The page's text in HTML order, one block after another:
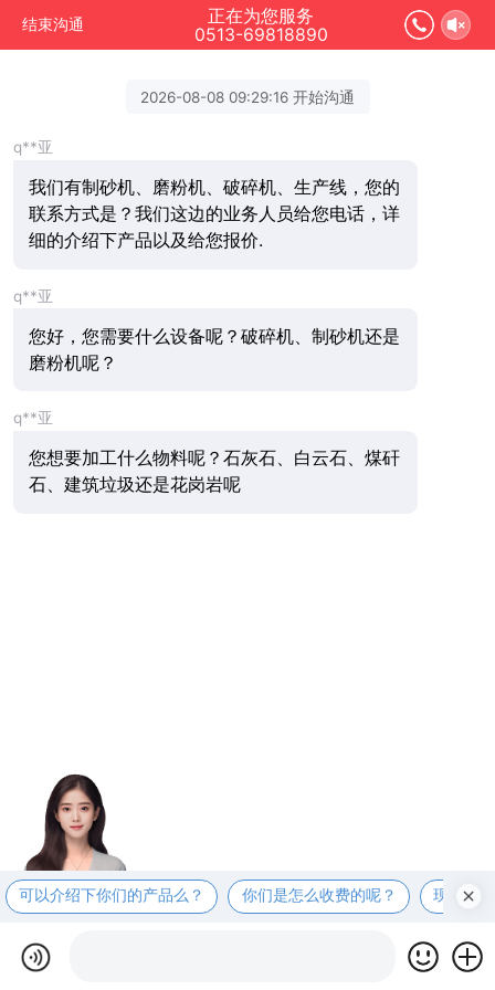
结束沟通
正在为您服务
0513-69818890
2026-08-08 09:29:16 开始沟通
q**亚
我们有制砂机、磨粉机、破碎机、生产线，您的
联系方式是？我们这边的业务人员给您电话，详
细的介绍下产品以及给您报价.
q**亚
您好，您需要什么设备呢？破碎机、制砂机还是
磨粉机呢？
q**亚
您想要加工什么物料呢？石灰石、白云石、煤矸
石、建筑垃圾还是花岗岩呢
可以介绍下你们的产品么？ 你们是怎么收费的呢？ 现在有